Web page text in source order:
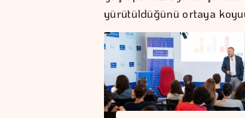
yürütüldüğünü ortaya